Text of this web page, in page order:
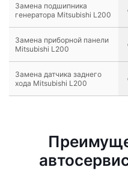
Замена подшипника
генератора Mitsubishi L200
Замена приборной панели
Mitsubishi L200
Замена датчика заднего
хода Mitsubishi L200